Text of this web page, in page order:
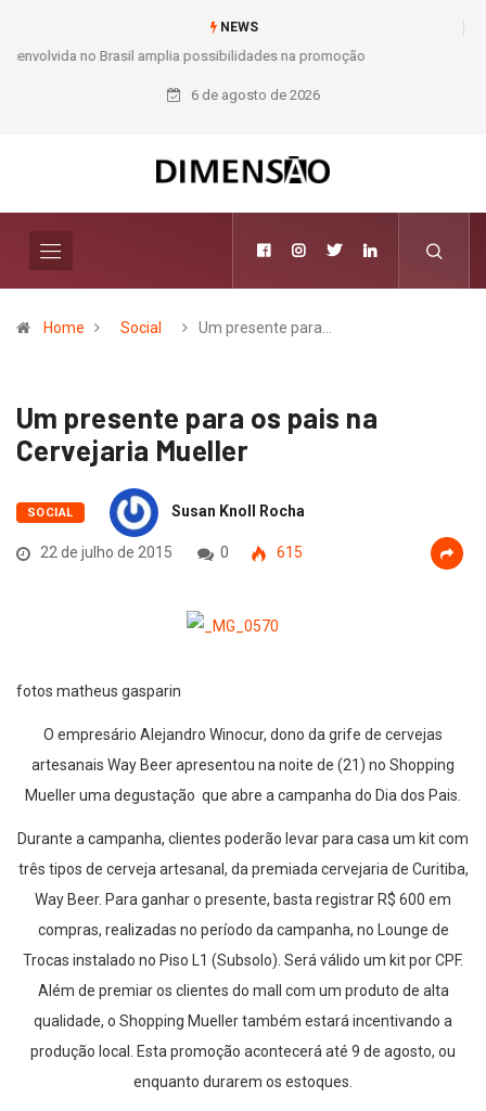
NEWS
Moda e Arte
6 de agosto de 2026
Home Social Um presente para…
Um presente para os pais na
Cervejaria Mueller
SOCIAL Susan Knoll Rocha
22 de julho de 2015 0 615
fotos matheus gasparin
O empresário Alejandro Winocur, dono da grife de cervejas
artesanais Way Beer apresentou na noite de (21) no Shopping
Mueller uma degustação que abre a campanha do Dia dos Pais.
Durante a campanha, clientes poderão levar para casa um kit com
três tipos de cerveja artesanal, da premiada cervejaria de Curitiba,
Way Beer. Para ganhar o presente, basta registrar R$ 600 em
compras, realizadas no período da campanha, no Lounge de
Trocas instalado no Piso L1 (Subsolo). Será válido um kit por CPF.
Além de premiar os clientes do mall com um produto de alta
qualidade, o Shopping Mueller também estará incentivando a
produção local. Esta promoção acontecerá até 9 de agosto, ou
enquanto durarem os estoques.